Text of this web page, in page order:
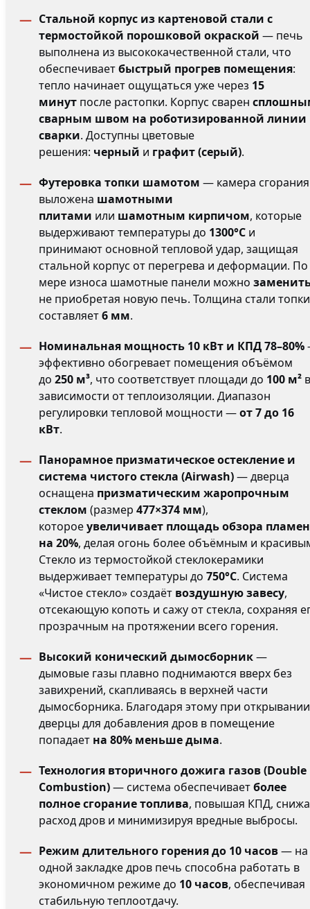
Стальной корпус из картеновой стали с
термостойкой порошковой окраской — печь
выполнена из высококачественной стали, что
обеспечиваетбыстрый прогрев помещения:
тепло начинает ощущаться уже через 15
минут после растопки. Корпус сварен
сварным швом на роботизированной линии
сварки. Доступны цветовые
решения: черный и графит (серый).
Футеровка топки шамотом — камера сгорания
выложена шамотными
плитами или шамотным кирпичом, которые
выдерживают температуры до 1300°C и
принимают основной тепловой удар, защищая
стальной корпус от перегрева и деформации. По
мере износа шамотные панели можно
не приобретая новую печь. Толщина стали топки
составляет6 мм.
Номинальная мощность 10 кВт и КПД 78–80%
эффективно обогревает помещения объёмом
до 250 м³, что соответствует площади до 100 м² в
зависимости от теплоизоляции. Диапазон
регулировки тепловой мощности —от 7 до 16
кВт.
Панорамное призматическое остекление и
система чистого стекла (Airwash)— дверца
оснащена призматическим жаропрочным
стеклом (размер 477×374 мм),
котороеувеличивает площадь обзора
на 20%, делая огонь более объёмным и
Стекло из термостойкой стеклокерамики
выдерживает температуры до 750°C. Система
«Чистое стекло» создаёт воздушную завесу,
отсекающую копоть и сажу от стекла, сохраняя
прозрачным на протяжении всего горения.
Высокий конический дымосборник—
дымовые газы плавно поднимаются вверх без
завихрений, скапливаясь в верхней части
дымосборника. Благодаря этому при открывании
дверцы для добавления дров в помещение
попадает на 80% меньше дыма.
Технология вторичного дожига газов (Double
Combustion)— система обеспечиваетболее
полное сгорание топлива, повышая КПД,
расход дров и минимизируя вредные выбросы.
Режим длительного горения до 10 часов— на
одной закладке дров печь способна работать в
экономичном режиме до 10 часов, обеспечивая
стабильную теплоотдачу.